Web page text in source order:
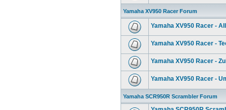
Yamaha XV950 Racer Forum
Yamaha XV950 Racer -
Yamaha XV950 Racer -
Yamaha XV950 Racer -
Yamaha XV950 Racer -
Yamaha SCR950R Scrambler Forum